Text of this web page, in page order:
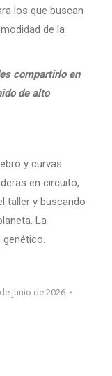
los que buscan
de la
compartirlo en
de alto
y curvas
en circuito,
taller y buscando
La
genético.
junio de 2026